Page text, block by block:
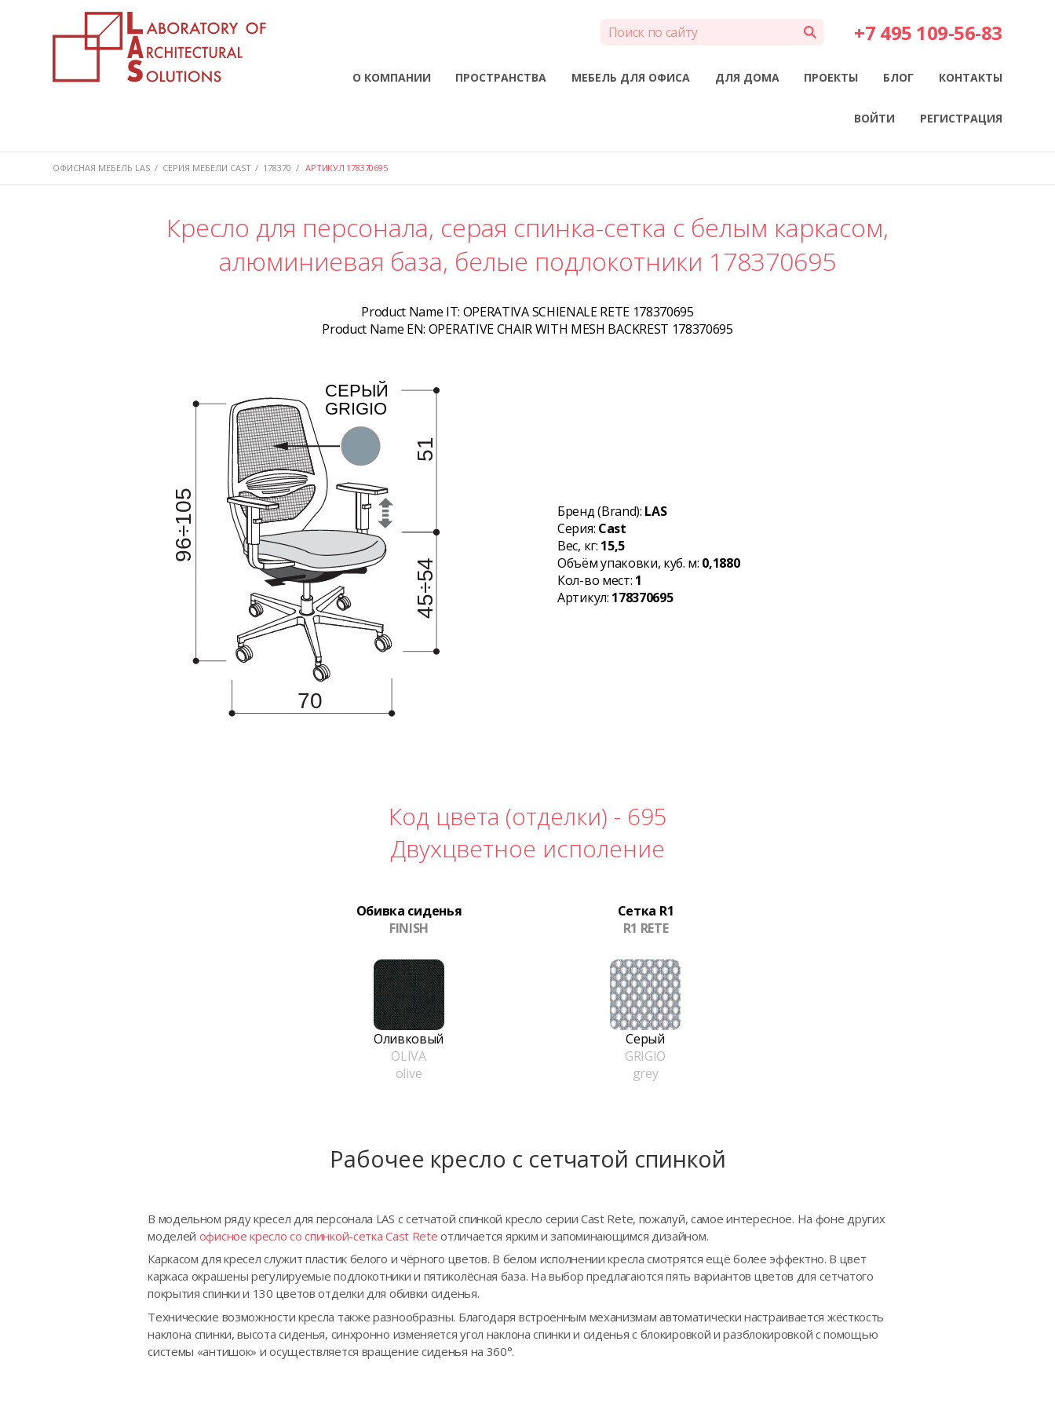
+7 495 109-56-83
О КОМПАНИИ ПРОСТРАНСТВА МЕБЕЛЬ ДЛЯ ОФИСА ДЛЯ ДОМА ПРОЕКТЫ БЛОГ КОНТАКТЫ
ВОЙТИ РЕГИСТРАЦИЯ
ОФИСНАЯ МЕБЕЛЬ LAS / СЕРИЯ МЕБЕЛИ CAST / 178370 / АРТИКУЛ 178370695
Кресло для персонала, серая спинка-сетка с белым каркасом,
алюминиевая база, белые подлокотники 178370695
Product Name IT: OPERATIVA SCHIENALE RETE 178370695
Product Name EN: OPERATIVE CHAIR WITH MESH BACKREST 178370695
Бренд (Brand): LAS
Серия: Cast
Вес, кг: 15,5
Объём упаковки, куб. м: 0,1880
Кол-во мест: 1
Артикул: 178370695
Код цвета (отделки) - 695
Двухцветное исполение
Обивка сиденья
FINISH
Сетка R1
R1 RETE
Оливковый
OLIVA
olive
Серый
GRIGIO
grey
Рабочее кресло с сетчатой спинкой
В модельном ряду кресел для персонала LAS с сетчатой спинкой кресло серии Cast Rete, пожалуй, самое интересное. На фоне других
моделей офисное кресло со спинкой-сетка Cast Rete отличается ярким и запоминающимся дизайном.
Каркасом для кресел служит пластик белого и чёрного цветов. В белом исполнении кресла смотрятся ещё более эффектно. В цвет
каркаса окрашены регулируемые подлокотники и пятиколёсная база. На выбор предлагаются пять вариантов цветов для сетчатого
покрытия спинки и 130 цветов отделки для обивки сиденья.
Технические возможности кресла также разнообразны. Благодаря встроенным механизмам автоматически настраивается жёсткость
наклона спинки, высота сиденья, синхронно изменяется угол наклона спинки и сиденья с блокировкой и разблокировкой с помощью
системы «антишок» и осуществляется вращение сиденья на 360°.